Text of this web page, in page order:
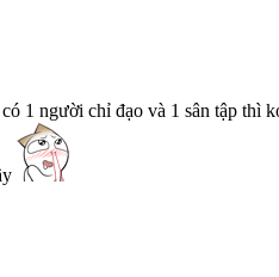
1 người chỉ đạo và 1 sân tập thì